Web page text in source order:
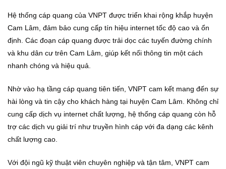
Hệ thống cáp quang của VNPT được triển khai rộng khắp huyện
Cam Lâm, đảm bảo cung cấp tín hiệu internet tốc độ cao và ổn
định. Các đoạn cáp quang được trải dọc các tuyến đường chính
và khu dân cư trên Cam Lâm, giúp kết nối thông tin một cách
nhanh chóng và hiệu quả.
Nhờ vào hạ tầng cáp quang tiên tiến, VNPT cam kết mang đến sự
hài lòng và tin cậy cho khách hàng tại huyện Cam Lâm. Không chỉ
cung cấp dịch vụ internet chất lượng, hệ thống cáp quang còn hỗ
trợ các dịch vụ giải trí như truyền hình cáp với đa dạng các kênh
chất lượng cao.
Với đội ngũ kỹ thuật viên chuyên nghiệp và tận tâm, VNPT cam